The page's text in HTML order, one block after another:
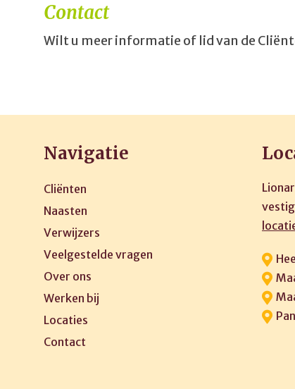
Contact
Wilt u meer informatie of lid van de
Navigatie
Cliënten
Naasten
Verwijzers
Veelgestelde vragen
Over ons
Werken bij
Locaties
Contact